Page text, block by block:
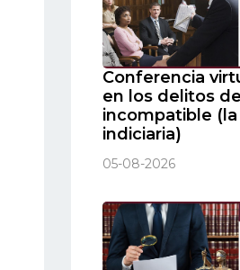
Conferencia
en los delitos
incompatible
indiciaria)
05-08-2026